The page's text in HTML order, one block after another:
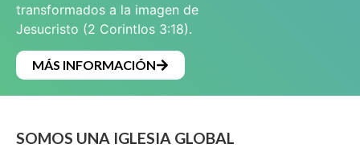
transformados a la imagen de
Jesucristo (2 CorintIos 3:18).
MÁS INFORMACIÓN
SOMOS UNA IGLESIA GLOBAL